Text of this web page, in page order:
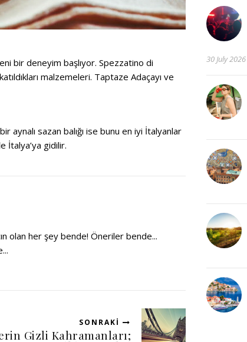
bir deneyim başlıyor. Spezzatino di
malzemeleri. Taptaze Adaçayı ve
sazan balığı ise bunu en iyi İtalyanlar
İtalya’ya gidilir.
olan her şey bende! Öneriler bende...
SONRAKI
Gizli Kahramanları;
30 July 2026